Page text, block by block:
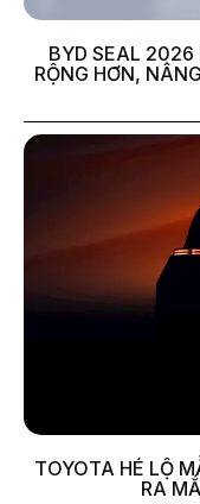
BYD SEAL 2026
RỘNG HƠN,
TOYOTA HÉ LỘ
RA